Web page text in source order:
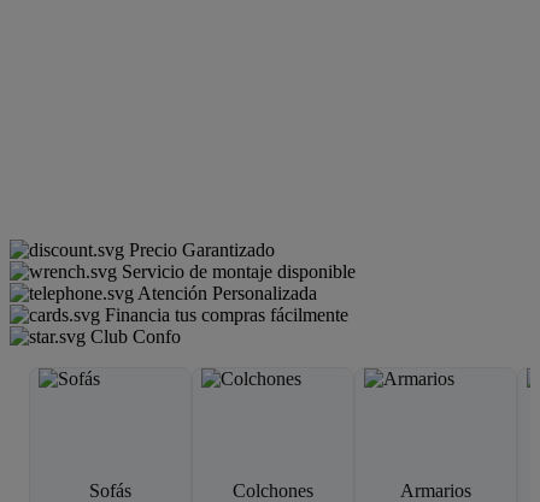
Precio Garantizado
Servicio de montaje disponible
Atención Personalizada
Financia tus compras fácilmente
Club Confo
Sofás Colchones Armarios